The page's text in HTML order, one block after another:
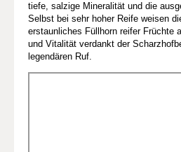
tiefe, salzige Mineralität und die
Selbst bei sehr hoher Reife weisen
erstaunliches Füllhorn reifer Früchte
und Vitalität verdankt der
legendären Ruf.